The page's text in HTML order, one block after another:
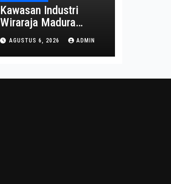
Kawasan Industri
Wiraraja Madura
Diproyeksi Jadi Pusat
Ekonomi Baru
AGUSTUS 6, 2026 ADMIN